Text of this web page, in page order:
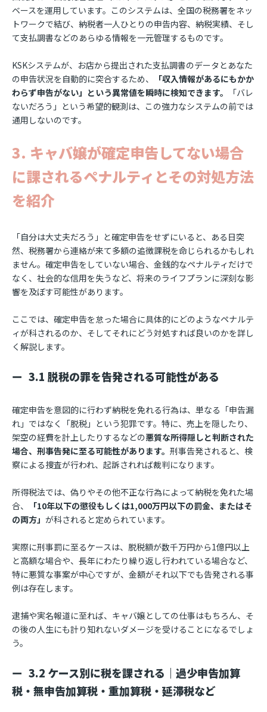
ベースを運用しています。このシステムは、全国の税務署をネッ
トワークで結び、納税者一人ひとりの申告内容、納税実績、そし
て支払調書などのあらゆる情報を一元管理するものです。
KSKシステムが、お店から提出された支払調書のデータとあなた
の申告状況を自動的に突合するため、
「収入情報があるにもかか
わらず申告がない」という異常値を瞬時に検知できます。
「バレ
ないだろう」という希望的観測は、この強力なシステムの前では
通用しないのです。
3. キャバ嬢が確定申告してない場合
に課されるペナルティとその対処方法
を紹介
「自分は大丈夫だろう」と確定申告をせずにいると、ある日突
然、税務署から連絡が来て多額の追徴課税を命じられるかもしれ
ません。確定申告をしていない場合、金銭的なペナルティだけで
なく、社会的な信用を失うなど、将来のライフプランに深刻な影
響を及ぼす可能性があります。
ここでは、確定申告を怠った場合に具体的にどのようなペナルテ
ィが科されるのか、そしてそれにどう対処すれば良いのかを詳し
く解説します。
3.1 脱税の罪を告発される可能性がある
確定申告を意図的に行わず納税を免れる行為は、単なる「申告漏
れ」ではなく「脱税」という犯罪です。特に、売上を隠したり、
架空の経費を計上したりするなどの悪質な所得隠しと判断された
場合、刑事告発に至る可能性があります。 刑事告発されると、検
察による捜査が行われ、起訴されれば裁判になります。
所得税法では、偽りやその他不正な行為によって納税を免れた場
合、
「10年以下の懲役もしくは1,000万円以下の罰金、またはそ
の両方」 が科されると定められています。
実際に刑事罰に至るケースは、脱税額が数千万円から1億円以上
と高額な場合や、長年にわたり繰り返し行われている場合など、
特に悪質な事案が中心ですが、金額がそれ以下でも告発される事
例は存在します。
逮捕や実名報道に至れば、キャバ嬢としての仕事はもちろん、そ
の後の人生にも計り知れないダメージを受けることになるでしょ
う。
3.2 ケース別に税を課される｜過少申告加算
税・無申告加算税・重加算税・延滞税など